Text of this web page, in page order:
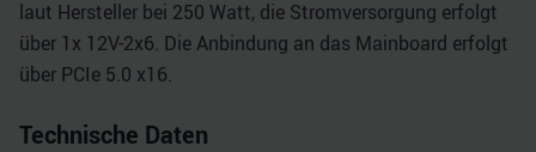
laut Hersteller bei 250 Watt, die Stromversorgung erfolgt
über 1x 12V-2x6. Die Anbindung an das Mainboard erfolgt
über PCIe 5.0 x16.
Technische Daten